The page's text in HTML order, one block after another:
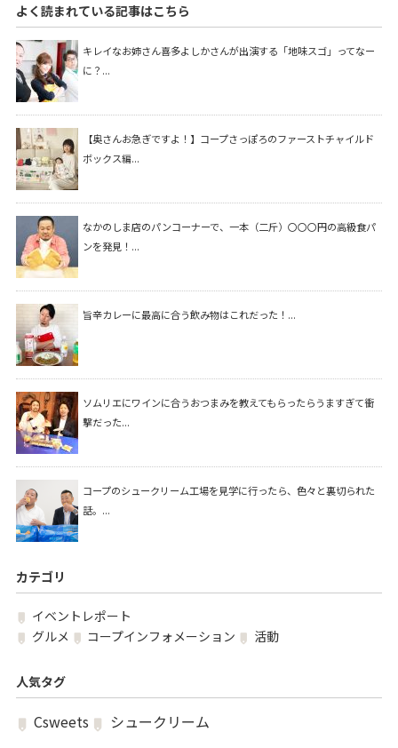
よく読まれている記事はこちら
キレイなお姉さん喜多よしかさんが出演する「地味スゴ」ってなー
に？...
【奥さんお急ぎですよ！】コープさっぽろのファーストチャイルド
ボックス編...
なかのしま店のパンコーナーで、一本（二斤）〇〇〇円の高級食パ
ンを発見！...
旨辛カレーに最高に合う飲み物はこれだった！...
ソムリエにワインに合うおつまみを教えてもらったらうますぎて衝
撃だった...
コープのシュークリーム工場を見学に行ったら、色々と裏切られた
話。...
カテゴリ
イベントレポート
グルメ
コープインフォメーション 活動
人気タグ
Csweets シュークリーム